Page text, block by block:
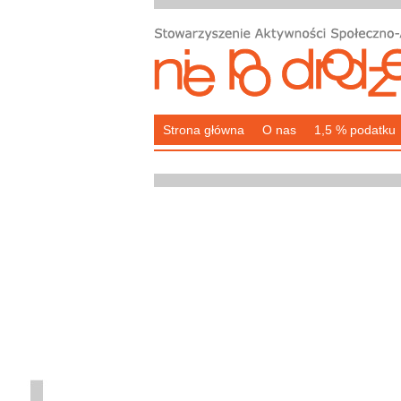
Strona główna O nas 1,5 % podatku